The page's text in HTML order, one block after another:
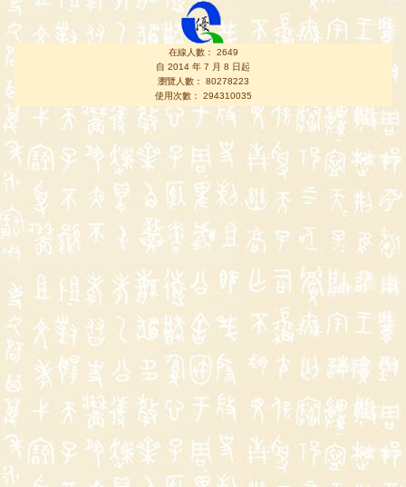
在線人數： 2649
自 2014 年 7 月 8 日起
瀏覽人數： 80278223
使用次數： 294310035